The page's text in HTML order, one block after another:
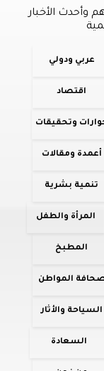
وأحدث الأخبار
عربي ودولي
اقتصاد
وتحقيقات
أعمدة ومقالات
تنمية بشرية
المرأة والطفل
المطبخ
المواطن
السياحة والأثار
السعادة